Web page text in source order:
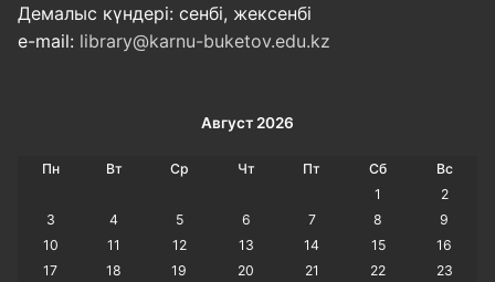
Демалыс күндері: сенбі, жексенбі
e-mail: library@karnu-buketov.edu.kz
Август 2026
Пн Вт Ср Чт Пт Сб
Вс
1
2
3
4 5 6 7 8
9
10
11 12 13 14 15
16
17
18 19 20 21 22
23